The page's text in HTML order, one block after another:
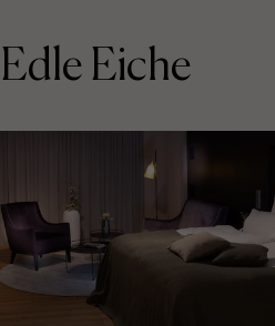
Edle Eiche